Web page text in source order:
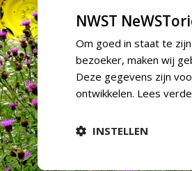
NWST
Om goed in staat te
bezoeker, maken wij
Deze gegevens zijn
ontwikkelen. Lees
INSTELLEN